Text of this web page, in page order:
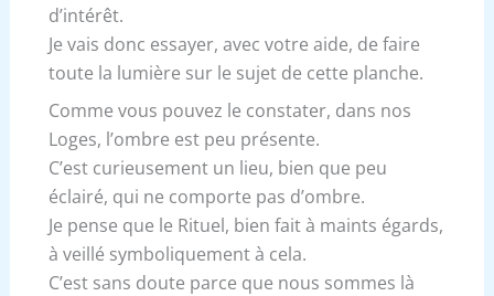
d’intérêt.
Je vais donc essayer, avec votre aide, de faire
toute la lumière sur le sujet de cette planche.
Comme vous pouvez le constater, dans nos
Loges, l’ombre est peu présente.
C’est curieusement un lieu, bien que peu
éclairé, qui ne comporte pas d’ombre.
Je pense que le Rituel, bien fait à maints égards,
à veillé symboliquement à cela.
C’est sans doute parce que nous sommes là